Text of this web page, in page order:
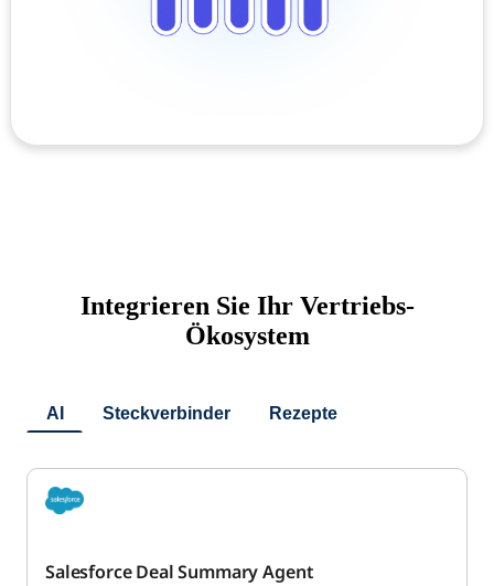
Integrieren Sie Ihr Vertriebs-
Ökosystem
AI Steckverbinder Rezepte
Salesforce Deal Summary Agent